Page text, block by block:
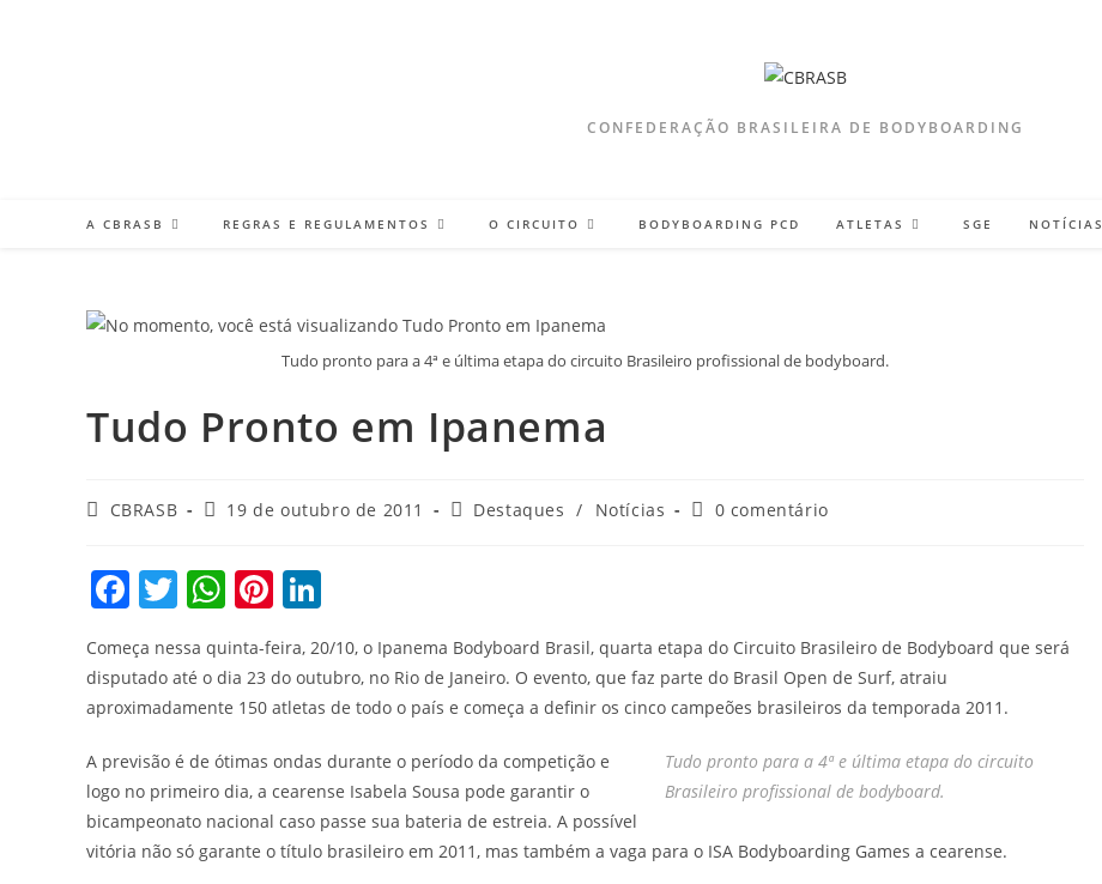
CONFEDERAÇÃO BRASILEIRA DE BODYBOARDING
A CBRASB REGRAS E REGULAMENTOS O CIRCUITO BODYBOARDING PCD ATLETAS SGE NOTÍCIAS
Tudo pronto para a 4ª e última etapa do circuito Brasileiro profissional de bodyboard.
Tudo Pronto em Ipanema
AutorCBRASB
Post19 de outubro de 2011
Categoria
Destaques / Notícias
Comentários
0 comentário
F
c
e
b
o
o
k
T
itt
er
W
h
at
s
A
p
p
Pi
nt
er
e
st
k
e
dI
n
Começa nessa quinta-feira, 20/10, o Ipanema Bodyboard Brasil, quarta etapa do Circuito Brasileiro de Bodyboard que será
disputado até o dia 23 do outubro, no Rio de Janeiro. O evento, que faz parte do Brasil Open de Surf, atraiu
aproximadamente 150 atletas de todo o país e começa a definir os cinco campeões brasileiros da temporada 2011.
Tudo pronto para a 4ª e última etapa do circuito
Brasileiro profissional de bodyboard.
A previsão é de ótimas ondas durante o período da competição e
logo no primeiro dia, a cearense Isabela Sousa pode garantir o
bicampeonato nacional caso passe sua bateria de estreia. A possível
vitória não só garante o título brasileiro em 2011, mas também a vaga para o ISA Bodyboarding Games a cearense.